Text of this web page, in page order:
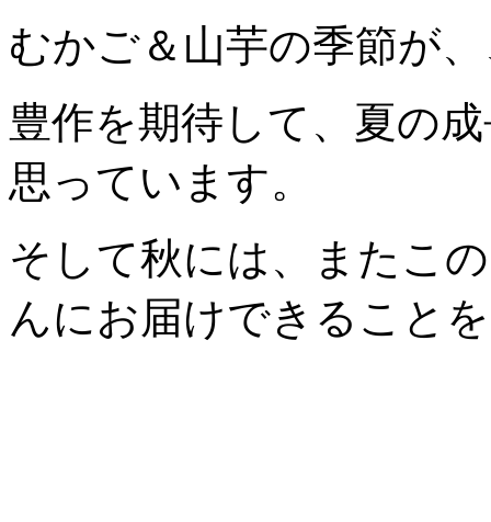
むかご＆山芋の季節が
豊作を期待して、夏の
思っています。
そして秋には、またこ
んにお届けできること